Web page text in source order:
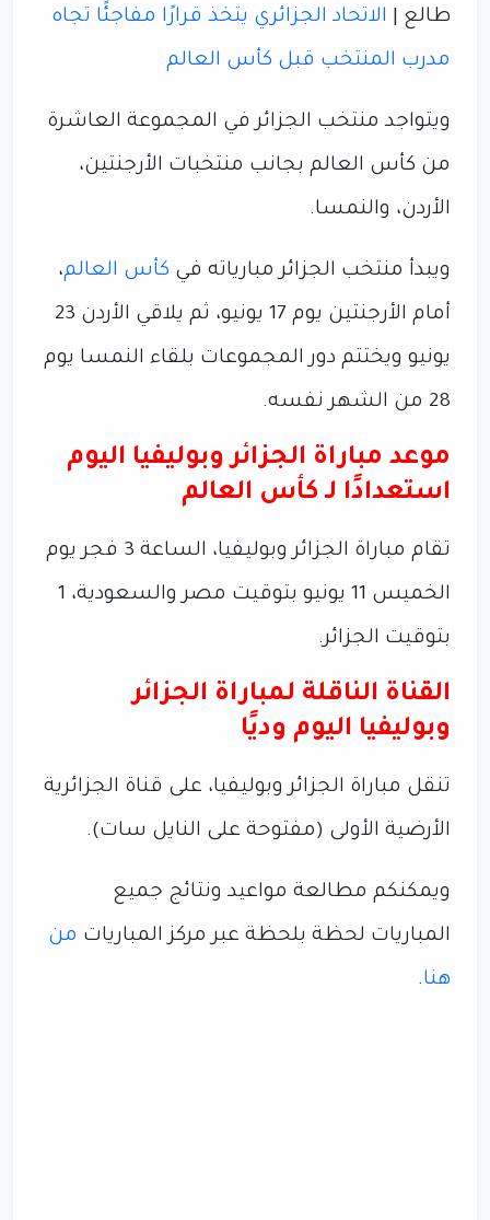
طالع | الاتحاد الجزائري يتخذ قرارًا مفاجئًا تجاه
مدرب المنتخب قبل كأس العالم
ويتواجد منتخب الجزائر في المجموعة العاشرة
من كأس العالم بجانب منتخبات الأرجنتين،
الأردن، والنمسا.
ويبدأ منتخب الجزائر مبارياته في كأس العالم،
أمام الأرجنتين يوم 17 يونيو، ثم يلاقي الأردن 23
يونيو ويختتم دور المجموعات بلقاء النمسا يوم
28 من الشهر نفسه.
موعد مباراة الجزائر وبوليفيا اليوم
استعدادًا لـ كأس العالم
تقام مباراة الجزائر وبوليفيا، الساعة 3 فجر يوم
الخميس 11 يونيو بتوقيت مصر والسعودية، 1
بتوقيت الجزائر.
القناة الناقلة لمباراة الجزائر
وبوليفيا اليوم وديًا
تنقل مباراة الجزائر وبوليفيا، على قناة الجزائرية
الأرضية الأولى (مفتوحة على النايل سات).
ويمكنكم مطالعة مواعيد ونتائج جميع
المباريات لحظة بلحظة عبر مركز المباريات من
هنا.